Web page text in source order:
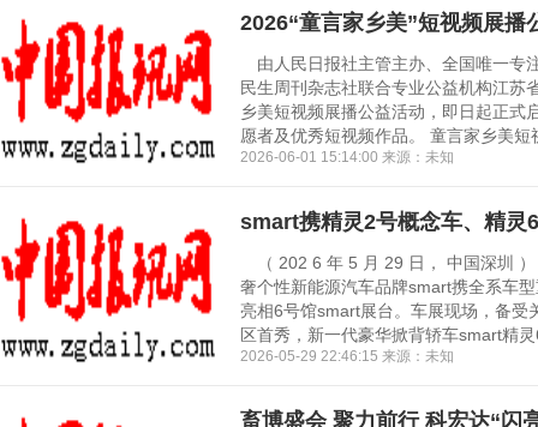
2026“童言家乡美”短视频展播
由人民日报社主管主办、全国唯一专
民生周刊杂志社联合专业公益机构江苏
乡美短视频展播公益活动，即日起正式
愿者及优秀短视频作品。 童言家乡美短
2026-06-01 15:14:00 来源：未知
smart携精灵2号概念车、精灵
（ 202 6 年 5 月 29 日， 中国深圳
奢个性新能源汽车品牌smart携全系车
亮相6号馆smart展台。车展现场，备受
区首秀，新一代豪华掀背轿车smart精
2026-05-29 22:46:15 来源：未知
畜博盛会 聚力前行 科宏达“闪